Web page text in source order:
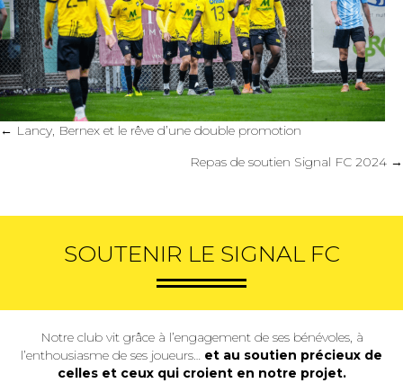
Posts
← Lancy, Bernex et le rêve d’une double promotion
Repas de soutien Signal FC 2024 →
SOUTENIR LE SIGNAL FC
Notre club vit grâce à l’engagement de ses bénévoles, à
l’enthousiasme de ses joueurs… et au soutien précieux de
celles et ceux qui croient en notre projet.